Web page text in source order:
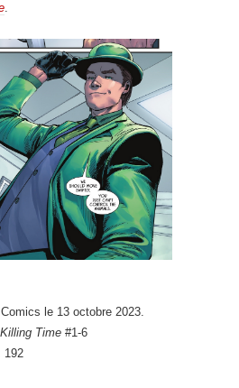
.
le 13 octobre 2023.
Time #1-6
192